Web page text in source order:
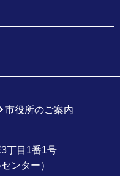
丁目1番1号
ンター）
市役所のご案内